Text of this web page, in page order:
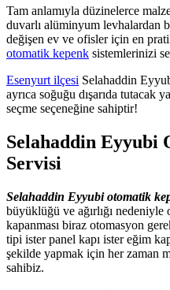
Tam anlamıyla düzinelerce
duvarlı alüminyum levhalardan
değişen ev ve ofisler için en
otomatik kepenk sistemlerinizi
Esenyurt ilçesi Selahaddin
ayrıca soğuğu dışarıda tutacak
seçme seçeneğine sahiptir!
Selahaddin Eyyubi
Servisi
Selahaddin Eyyubi otomatik
büyüklüğü ve ağırlığı nedeniyle
kapanması biraz otomasyon
tipi ister panel kapı ister eğim
şekilde yapmak için her zaman
sahibiz.